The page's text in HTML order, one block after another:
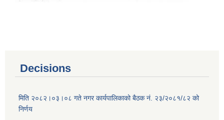
Decisions
मिति २०८२।०३।०८ गते नगर कार्यपालिकाको बैठक नं. २३/२०८१/८२ को
निर्णय